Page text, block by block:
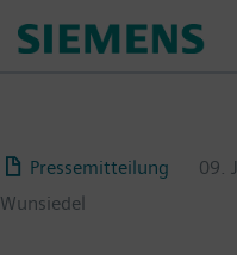
para
Pressemitteilung
09.
Wunsiedel